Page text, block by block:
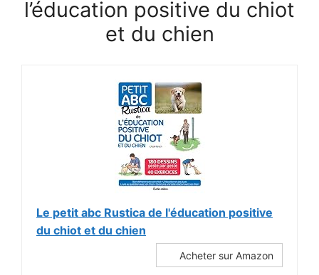
l’éducation positive du chiot
et du chien
Le petit abc Rustica de l'éducation positive
du chiot et du chien
Acheter sur Amazon